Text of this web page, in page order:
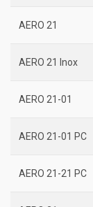
AERO 21
AERO 21 Inox
AERO 21-01
AERO 21-01 PC
AERO 21-21 PC